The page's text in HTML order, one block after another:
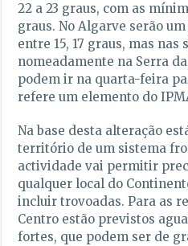
22 a 23 graus, com as
graus. No Algarve serão
entre 15, 17 graus, mas nas
nomeadamente na Serra
podem ir na quarta-feira
refere um elemento do
Na base desta alteração
território de um sistema
actividade vai permitir
qualquer local do
incluir trovoadas. Para as
Centro estão previstos
fortes, que podem ser de